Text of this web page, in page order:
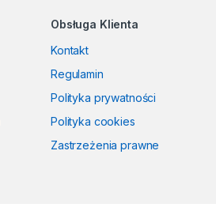
Obsługa Klienta
Kontakt
Regulamin
Polityka prywatności
Polityka cookies
Zastrzeżenia prawne